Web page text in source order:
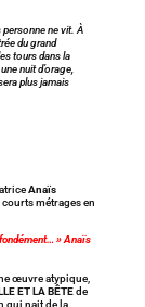
personne ne vit. À
du grand
tours dans la
nuit d’orage,
plus jamais
Anaïs
métrages en
» Anaïs
œuvre atypique,
ET LA BÊTEde
qui nait de la